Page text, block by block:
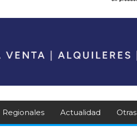
Regionales Actualidad Otras